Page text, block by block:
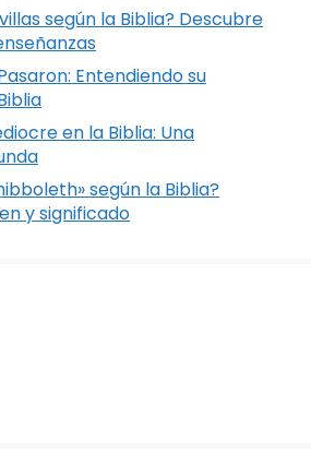
según la Biblia? Descubre
Entendiendo su
en la Biblia: Una
según la Biblia?
y significado